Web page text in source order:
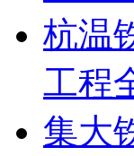
杭温
工程
集大